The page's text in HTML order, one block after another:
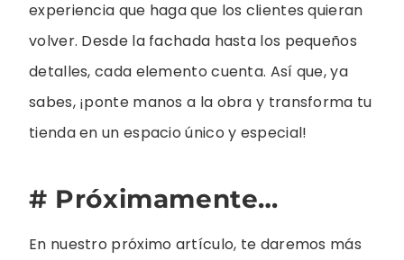
experiencia que haga que los clientes quieran
volver. Desde la fachada hasta los pequeños
detalles, cada elemento cuenta. Así que, ya
sabes, ¡ponte manos a la obra y transforma tu
tienda en un espacio único y especial!
# Próximamente…
En nuestro próximo artículo, te daremos más